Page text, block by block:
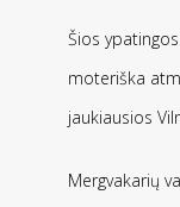
Šios
moteriška
jaukiausios
Mergvakarių